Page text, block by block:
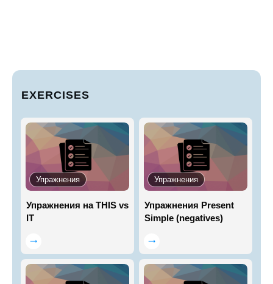
EXERCISES
Упражнения
Упражнения на THIS vs
IT
Упражнения
Упражнения Present
Simple (negatives)